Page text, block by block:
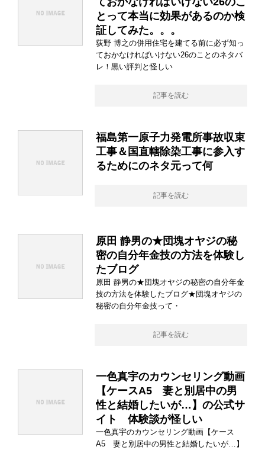
とって本当に効果があるのか検
証してみた。。。
荻野 博之の併用住宅を建てる前に必ず知っ
ておかなければいけない26のことのネタバ
レ！黒い評判と怪しい
記事を読む
福島第一原子力発電所事故収束
工事＆国直轄除染工事に参入す
るためにのネタ元って何
記事を読む
原田 静男の★団塊オヤジの秘
密の自分年金技の方法を体験し
たブログ
原田 静男の★団塊オヤジの秘密の自分年金
技の方法を体験したブログ★団塊オヤジの
秘密の自分年金技って・
記事を読む
一色真宇のカウンセリング動画
【ケースA5 妻と別居中の男
性と結婚したいが…】の公式サ
イト 体験談が怪しい
一色真宇のカウンセリング動画【ケース
A5 妻と別居中の男性と結婚したいが…】